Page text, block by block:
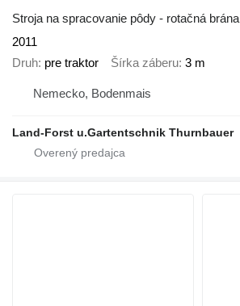
Stroja na spracovanie pôdy - rotačná brána
2011
Druh pre traktor Šírka záberu 3 m
Nemecko, Bodenmais
Land-Forst u.Gartentschnik Thurnbauer